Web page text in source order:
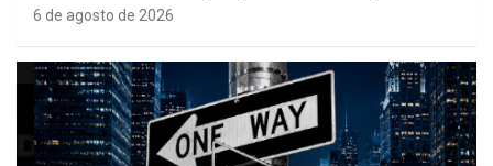
6 de agosto de 2026